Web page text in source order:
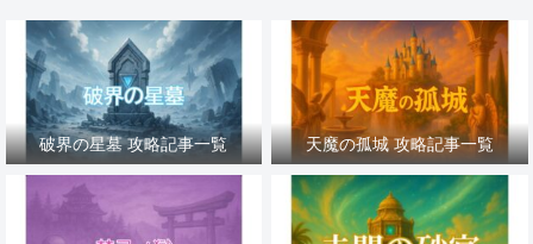
破界の星墓 攻略記事一覧 天魔の孤城 攻略記事一覧